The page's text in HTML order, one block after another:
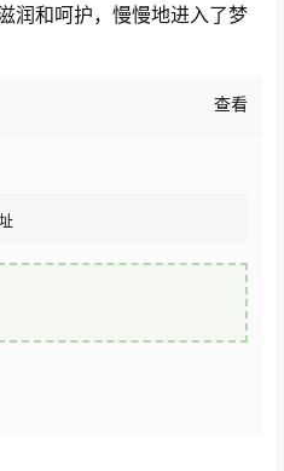
润和呵护，慢慢地进入了梦
查看